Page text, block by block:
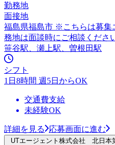
勤務地
面接地
福島県福島市 ※こちらは募集
務地は面談時にご相談くださ
笹谷駅、瀬上駅、曽根田駅
シフト
1日8時間 週5日からOK
交通費支給
未経験OK
詳細を見る 応募画面に進む
UTエージェント株式会社 北日本